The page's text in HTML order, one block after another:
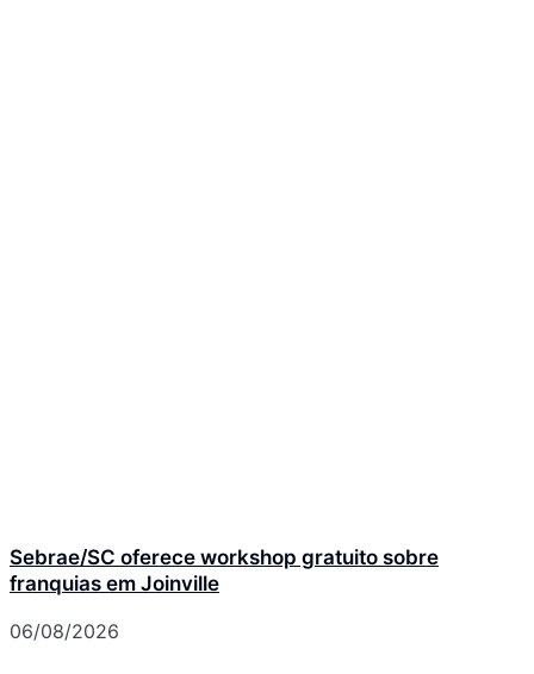
Sebrae/SC oferece workshop gratuito sobre
franquias em Joinville
06/08/2026